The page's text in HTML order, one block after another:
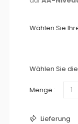
Wählen Sie
Wählen Sie
Menge :
Lieferung